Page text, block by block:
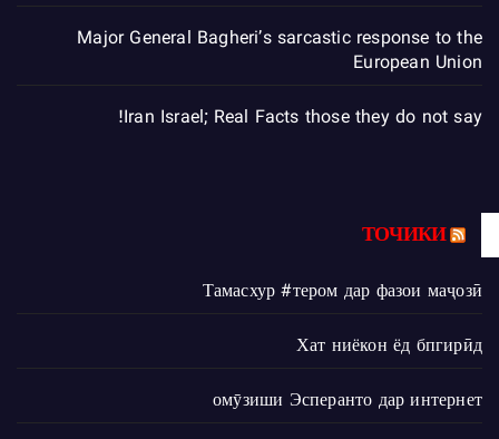
Major General Bagheri’s sarcastic response to the
European Union
Iran Israel; Real Facts those they do not say!
ТОЧИКИ
Тамасхур #тером дар фазои маҷозӣ
Хат ниёкон ёд бпгирӣд
омӯзиши Эсперанто дар интернет